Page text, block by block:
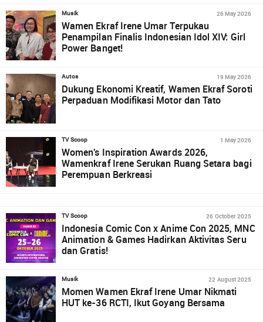
Musik 26 May 2026
Wamen Ekraf Irene Umar Terpukau
Penampilan Finalis Indonesian Idol XIV: Girl
Power Banget!
Autos 19 May 2026
Dukung Ekonomi Kreatif, Wamen Ekraf Soroti
Perpaduan Modifikasi Motor dan Tato
TV Scoop 1 May 2026
Women's Inspiration Awards 2026,
Wamenkraf Irene Serukan Ruang Setara bagi
Perempuan Berkreasi
TV Scoop 26 October 2025
Indonesia Comic Con x Anime Con 2025, MNC
Animation & Games Hadirkan Aktivitas Seru
dan Gratis!
Musik 22 August 2025
Momen Wamen Ekraf Irene Umar Nikmati
HUT ke-36 RCTI, Ikut Goyang Bersama